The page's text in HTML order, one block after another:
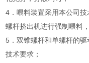
4．喂料装置采用本公司
螺杆挤出机进行强制喂料
5．双锥螺杆和单螺杆的
技术要求；